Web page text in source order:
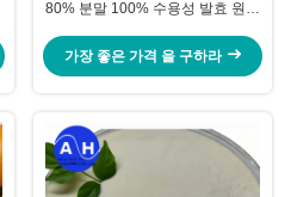
80% 분말 100% 수용성 발효 원료
가장 좋은 가격 을 구하라